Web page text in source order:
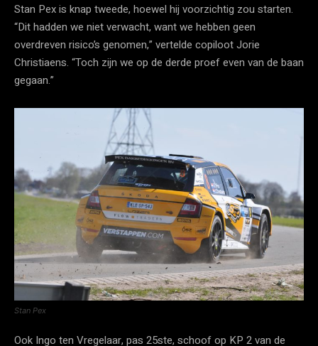
Stan Pex is knap tweede, hoewel hij voorzichtig zou starten.
“Dit hadden we niet verwacht, want we hebben geen
overdreven risico’s genomen,” vertelde copiloot Jorie
Christiaens. “Toch zijn we op de derde proef even van de baan
gegaan.”
Stan Pex
Ook Ingo ten Vregelaar, pas 25ste, schoof op KP 2 van de